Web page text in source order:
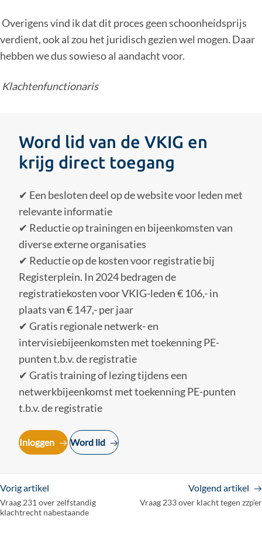
Overigens vind ik dat dit proces geen schoonheidsprijs
verdient, ook al zou het juridisch gezien wel mogen. Daar
hebben we dus sowieso al aandacht voor.
Klachtenfunctionaris
Word lid van de VKIG en
krijg direct toegang
✔ Een besloten deel op de website voor leden met
relevante informatie
✔ Reductie op trainingen en bijeenkomsten van
diverse externe organisaties
✔ Reductie op de kosten voor registratie bij
Registerplein. In 2024 bedragen de
registratiekosten voor VKIG-leden € 106,- in
plaats van € 147,- per jaar
✔ Gratis regionale netwerk- en
intervisiebijeenkomsten met toekenning PE-
punten t.b.v. de registratie
✔ Gratis training of lezing tijdens een
netwerkbijeenkomst met toekenning PE-punten
t.b.v. de registratie
Inloggen Word lid
Vorig artikel
Vraag 231 over zelfstandig
klachtrecht nabestaande
Volgend artikel
Vraag 233 over klacht tegen zzp’er